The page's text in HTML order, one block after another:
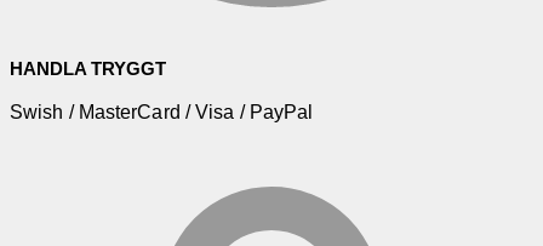
HANDLA TRYGGT
Swish / MasterCard / Visa / PayPal